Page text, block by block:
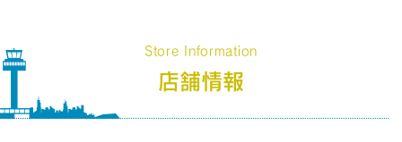
Store Information
店舗情報